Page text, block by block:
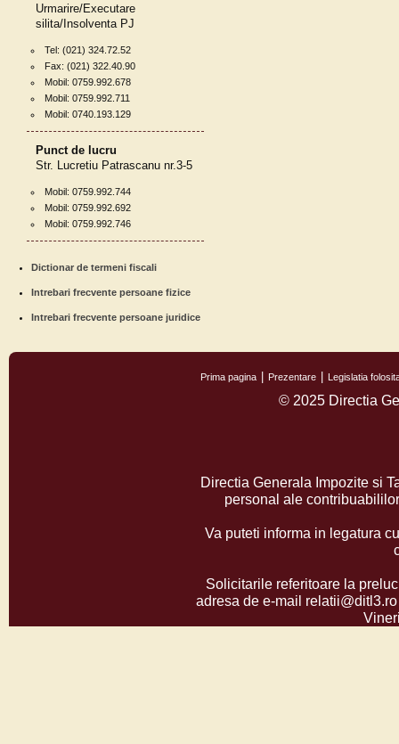
Urmarire/Executare
silita/Insolventa PJ
Tel: (021) 324.72.52
Fax: (021) 322.40.90
Mobil: 0759.992.678
Mobil: 0759.992.711
Mobil: 0740.193.129
Punct de lucru
Str. Lucretiu Patrascanu nr.3-5
Mobil: 0759.992.744
Mobil: 0759.992.692
Mobil: 0759.992.746
Dictionar de termeni fiscali
Intrebari frecvente persoane fizice
Intrebari frecvente persoane juridice
Prima pagina Prezentare Legislatia
© 2025 Directia
Directia Generala Impozite si
personal ale
Va puteti informa in legatura
Solicitarile referitoare la
adresa de e-mail